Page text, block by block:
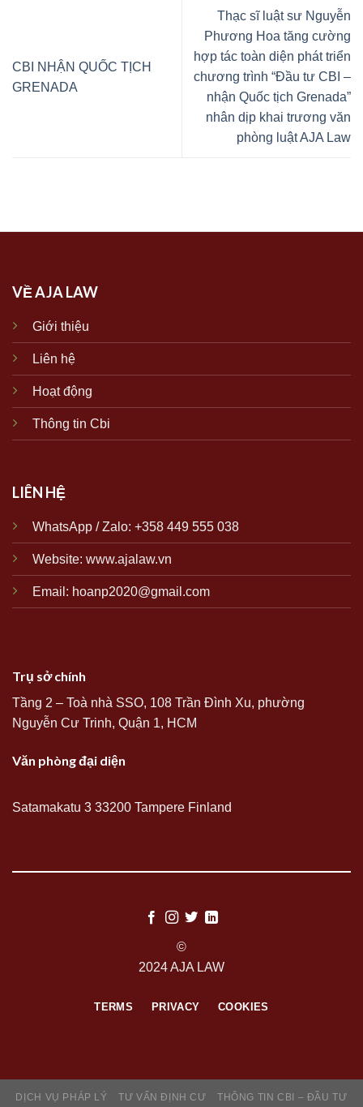
CBI NHẬN QUỐC TỊCH
GRENADA
Thạc sĩ luật sư Nguyễn
Phương Hoa tăng cường
hợp tác toàn diện phát triển
chương trình “Đầu tư CBI –
nhận Quốc tịch Grenada”
nhân dịp khai trương văn
phòng luật AJA Law
VỀ AJA LAW
Giới thiệu
Liên hệ
Hoạt động
Thông tin Cbi
LIÊN HỆ
WhatsApp / Zalo: +358 449 555 038
Website: www.ajalaw.vn
Email: hoanp2020@gmail.com
Trụ sở chính
Tầng 2 – Toà nhà SSO, 108 Trần Đình Xu, phường
Nguyễn Cư Trinh, Quận 1, HCM
Văn phòng đại diện
Satamakatu 3 33200 Tampere Finland
©
2024 AJA LAW
TERMS PRIVACY COOKIES
DỊCH VỤ PHÁP LÝ TƯ VẤN ĐỊNH CƯ THÔNG TIN CBI – ĐẦU TƯ